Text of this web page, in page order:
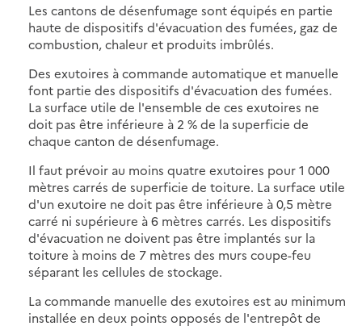
Les cantons de désenfumage sont équipés en partie
haute de dispositifs d'évacuation des fumées, gaz de
combustion, chaleur et produits imbrûlés.
Des exutoires à commande automatique et manuelle
font partie des dispositifs d'évacuation des fumées.
La surface utile de l'ensemble de ces exutoires ne
doit pas être inférieure à 2 % de la superficie de
chaque canton de désenfumage.
Il faut prévoir au moins quatre exutoires pour 1 000
mètres carrés de superficie de toiture. La surface utile
d'un exutoire ne doit pas être inférieure à 0,5 mètre
carré ni supérieure à 6 mètres carrés. Les dispositifs
d'évacuation ne doivent pas être implantés sur la
toiture à moins de 7 mètres des murs coupe-feu
séparant les cellules de stockage.
La commande manuelle des exutoires est au minimum
installée en deux points opposés de l'entrepôt de